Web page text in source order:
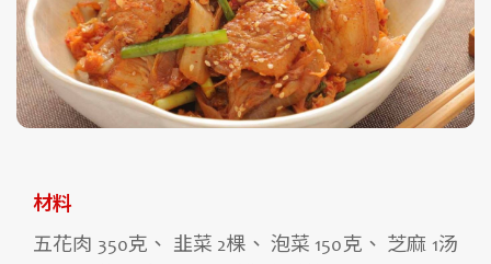
材料
五花肉 350克、 韭菜 2棵、 泡菜 150克、 芝麻 1汤